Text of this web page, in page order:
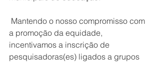
a promoção da equidade,
incentivamos a inscrição de
pesquisadoras(es) ligados a grupos